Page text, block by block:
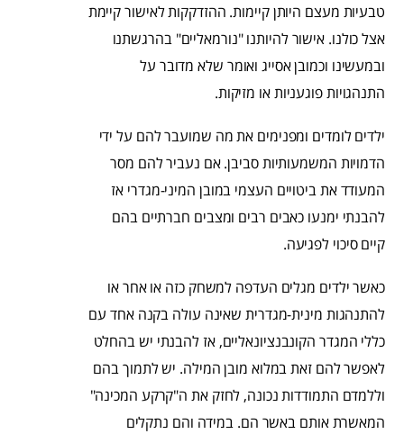
טבעיות מעצם היותן קיימות. ההזדקקות לאישור קיימת
אצל כולנו. אישור להיותנו "נורמאליים" בהרגשתנו
ובמעשינו וכמובן אסייג ואומר שלא מדובר על
התנהגויות פוגעניות או מזיקות.
ילדים לומדים ומפנימים את מה שמועבר להם על ידי
הדמויות המשמעותיות סביבן. אם נעביר להם מסר
המעודד את ביטויים העצמי במובן המיני-מגדרי אז
להבנתי ימנעו כאבים רבים ומצבים חברתיים בהם
קיים סיכוי לפגיעה.
כאשר ילדים מגלים העדפה למשחק כזה או אחר או
להתנהגות מינית-מגדרית שאינה עולה בקנה אחד עם
כללי המגדר הקונבנציונאליים, אז להבנתי יש בהחלט
לאפשר להם זאת במלוא מובן המילה. יש לתמוך בהם
וללמדם התמודדות נכונה, לחזק את ה"קרקע המכינה"
המאשרת אותם באשר הם. במידה והם נתקלים